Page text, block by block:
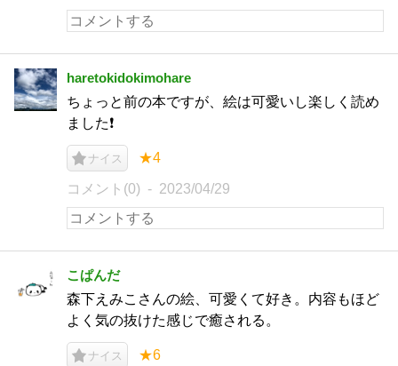
haretokidokimohare
ちょっと前の本ですが、絵は可愛いし楽しく読め
ました❗️
ナイス ★4
コメント(0) 2023/04/29
こぱんだ
森下えみこさんの絵、可愛くて好き。内容もほど
よく気の抜けた感じで癒される。
ナイス ★6